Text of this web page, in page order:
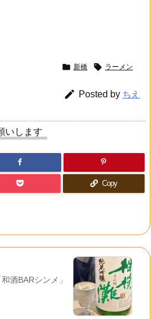
 新橋  ラーメン
 Posted by ちえ
いします
Copy
和酒BARシンメ」